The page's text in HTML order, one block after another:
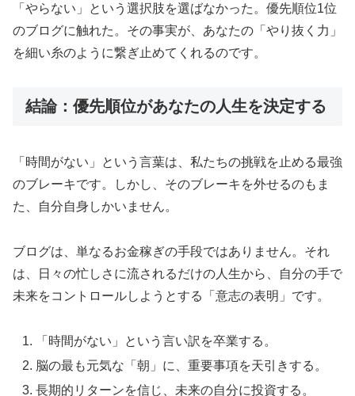
「やらない」という選択肢を選ばなかった。優先順位1位
のブログに触れた。その事実が、あなたの「やり抜く力」
を細い糸のように繋ぎ止めてくれるのです。
結論：優先順位があなたの人生を決定する
「時間がない」という言葉は、私たちの挑戦を止める最強
のブレーキです。しかし、そのブレーキを外せるのもま
た、自分自身しかいません。
ブログは、単なるお金稼ぎの手段ではありません。それ
は、日々の忙しさに流されるだけの人生から、自分の手で
未来をコントロールしようとする「意志の表明」です。
「時間がない」という言い訳を卒業する。
脳の最も元気な「朝」に、重要事項を天引きする。
長期的リターンを信じ、未来の自分に投資する。